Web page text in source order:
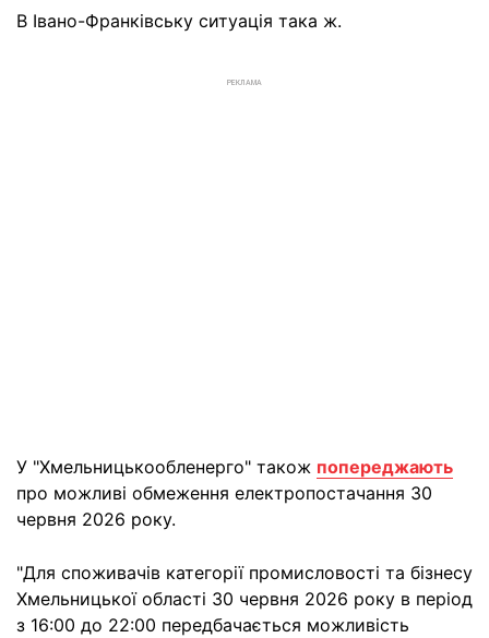
В Івано-Франківську ситуація така ж.
РЕКЛАМА
У "Хмельницькообленерго" також попереджають
про можливі обмеження електропостачання 30
червня 2026 року.
"Для споживачів категорії промисловості та бізнесу
Хмельницької області 30 червня 2026 року в період
з 16:00 до 22:00 передбачається можливість